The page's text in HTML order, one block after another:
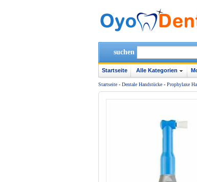
suchen
Startseite Alle Kategorien
Startseite - Dentale Handstücke - Prophylaxe